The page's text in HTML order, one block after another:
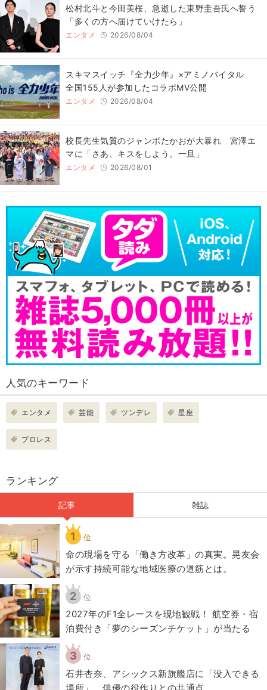
松村北斗と今田美桜、急逝した東野圭吾氏へ誓う
「多くの方へ届けていけたら」
エンタメ 2026/08/04
スキマスイッチ『全力少年』×アミノバイタル
全国155人が参加したコラボMV公開
エンタメ 2026/08/04
校長先生気質のジャンボたかおが大暴れ 宮澤エ
マに「さあ、キスをしよう。一旦」
エンタメ 2026/08/01
人気のキーワード
エンタメ 芸能 ツンデレ 星座
プロレス
ランキング
記事 雑誌
1 位
​命の現場を守る「働き方改革」の真実。晃友会
が示す持続可能な地域医療の道筋とは。
2 位
2027年のF1全レースを現地観戦！ 航空券・宿
泊費付き「夢のシーズンチケット」が当たる
3 位
石井杏奈、アシックス新旗艦店に「没入できる